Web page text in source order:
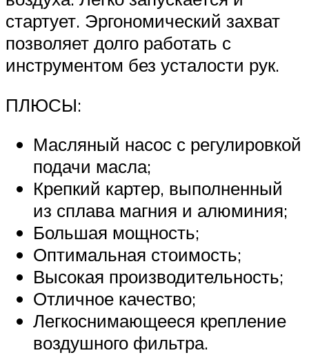
стартует. Эргономический захват
позволяет долго работать с
инструментом без усталости рук.
ПЛЮСЫ:
Масляный насос с регулировкой
подачи масла;
Крепкий картер, выполненный
из сплава магния и алюминия;
Большая мощность;
Оптимальная стоимость;
Высокая производительность;
Отличное качество;
Легкоснимающееся крепление
воздушного фильтра.